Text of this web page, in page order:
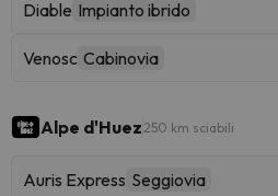
Diable Impianto ibrido
Venosc Cabinovia
Alpe d'Huez 250 km sciabili
Auris Express Seggiovia